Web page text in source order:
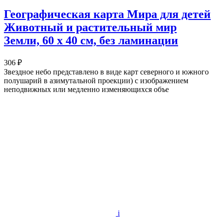
Географическая карта Мира для детей
Животный и растительный мир
Земли, 60 х 40 см, без ламинации
306 ₽
Звездное небо представлено в виде карт северного и южного
полушарий в азимутальной проекции) с изображением
неподвижных или медленно изменяющихся объе
i